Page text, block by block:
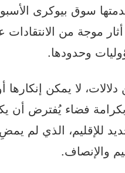
سوق بيوكرى
موجة من
وحدودها.
لا يمكن
فضاء يُفترض أن
للإقليم، الذي لم
والإنصاف.